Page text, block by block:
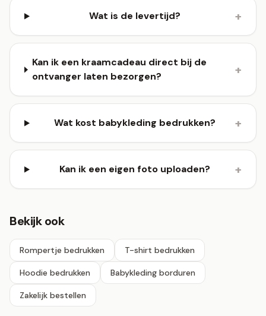
Wat is de levertijd? +
Kan ik een kraamcadeau direct bij de
ontvanger laten bezorgen?
+
Wat kost babykleding bedrukken? +
Kan ik een eigen foto uploaden? +
Bekijk ook
Rompertje bedrukken T-shirt bedrukken
Hoodie bedrukken Babykleding borduren
Zakelijk bestellen